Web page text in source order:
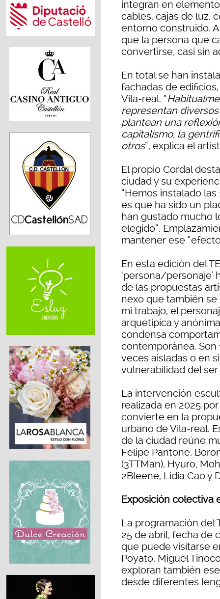
integran en
cables, cajas de luz,
entorno construido.
que la persona que
convertirse, casi sin
En total se han
fachadas de
Vila-real. “
representan
plantean una
capitalismo, la
otros”, explica el
El propio Cordal
ciudad y su
“Hemos instalado
es que ha sido un
han gustado mucho
elegido”.
mantener ese
En esta edición del
‘persona/
de las propuestas
nexo que también se
mi trabajo, el
arquetípica y
condensa
contemporánea. Son
veces aisladas o en
vulnerabilidad del ser
La intervención
realizada en 2025
convierte en la
urbano de Vila-real.
de la ciudad reúne
Felipe Pantone,
(3TTMan), Hyuro,
2Bleene, Lidia Cao y
Exposición colectiva
La programación del
25 de abril, fecha de
que puede visitarse
Poyato, Miguel
exploran también
desde diferentes